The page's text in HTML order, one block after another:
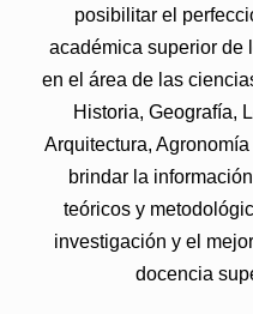
posibilitar el
académica superior de
en el área de las
Historia, Geografía,
Arquitectura,
brindar la
teóricos y
investigación y el
docencia